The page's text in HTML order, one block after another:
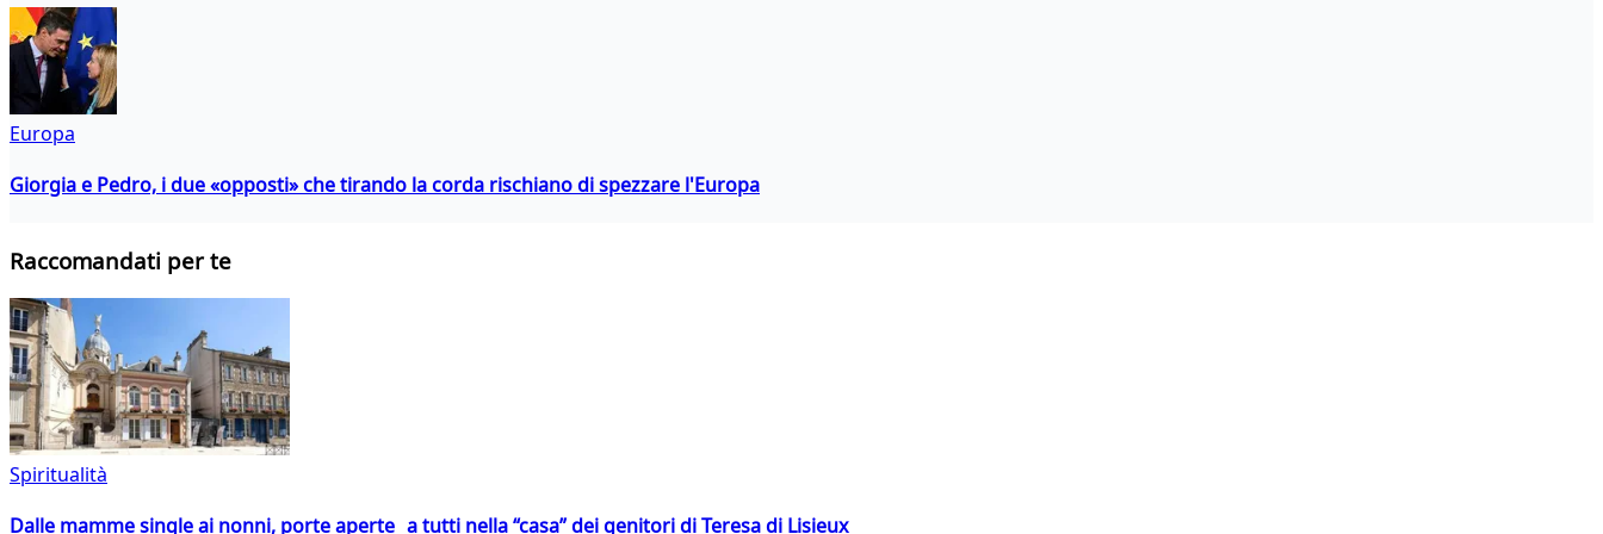
Europa
Giorgia e Pedro, i due «opposti» che tirando la corda rischiano di spezzare l'Europa
Raccomandati per te
Spiritualità
Dalle mamme single ai nonni, porte aperte a tutti nella “casa” dei genitori di Teresa di Lisieux